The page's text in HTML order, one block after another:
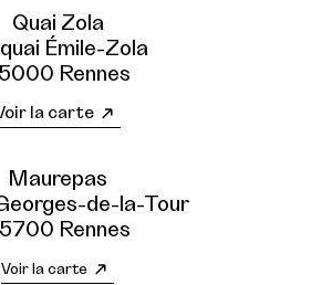
Quai Zola
Émile-Zola
Rennes
la carte
Maurepas
de-la-Tour
Rennes
Voir la carte